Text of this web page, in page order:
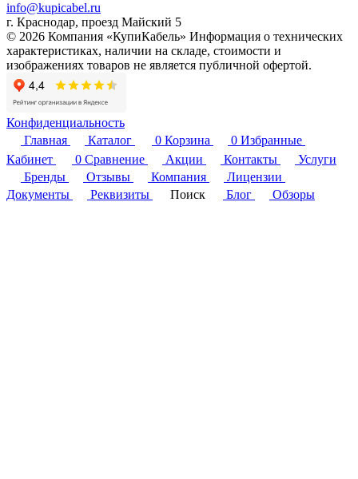
info@kupicabel.ru
г. Краснодар, проезд Майский 5
© 2026 Компания «КупиКабель» Информация о технических
характеристиках, наличии на складе, стоимости и
изображениях товаров не является публичной офертой.
Конфиденциальность
Главная
Каталог 0 Корзина 0 Избранные
Кабинет
0 Сравнение Акции Контакты
Услуги
Бренды
Отзывы Компания
Лицензии
Документы
Реквизиты Поиск Блог Обзоры